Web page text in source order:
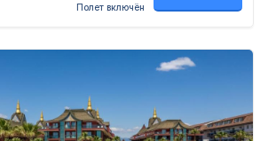
Полет включён